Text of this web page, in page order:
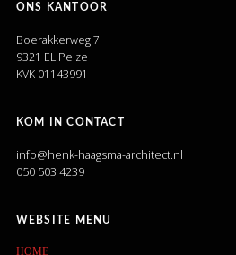
ONS KANTOOR
Boerakkerweg 7
9321 EL Peize
KVK 01143991
KOM IN CONTACT
info@henk-haagsma-architect.nl
050 503 4239
WEBSITE MENU
HOME